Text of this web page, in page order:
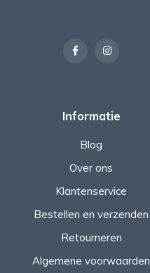
Informatie
Blog
Over ons
Klantenservice
Bestellen en verzenden
Retourneren
Algemene voorwaarden